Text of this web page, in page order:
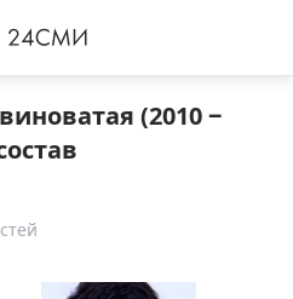
(2010 ‒